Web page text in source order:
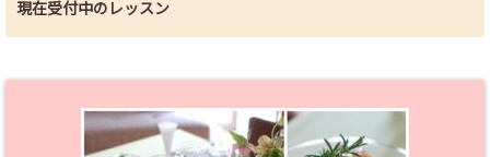
現在受付中のレッスン